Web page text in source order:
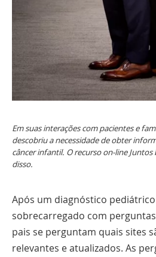
Em suas interações com pacientes e
descobriu a necessidade de obter
câncer infantil. O recurso on-line
disso.
Após um diagnóstico
sobrecarregado com
pais se perguntam quais sites
relevantes e atualizados. As